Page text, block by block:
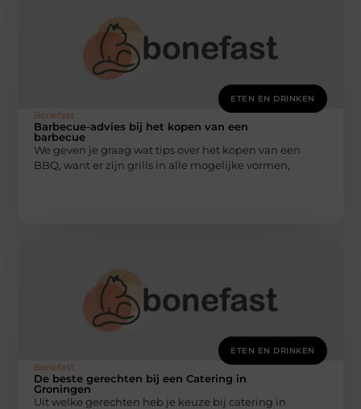
ETEN EN DRINKEN
Bonefast
Barbecue-advies bij het kopen van een
barbecue
We geven je graag wat tips over het kopen van een
BBQ, want er zijn grills in alle mogelijke vormen,
ETEN EN DRINKEN
Bonefast
De beste gerechten bij een Catering in
Groningen
Uit welke gerechten heb je keuze bij catering in